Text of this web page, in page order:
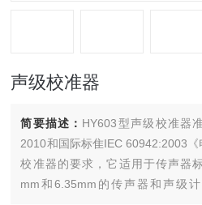
声级校准器
简要描述： HY603型声级校准器
2010和国际标隹IEC 60942:2003
校准器的要求，它适用于传声器
mm和6.35mm的传声器和声级